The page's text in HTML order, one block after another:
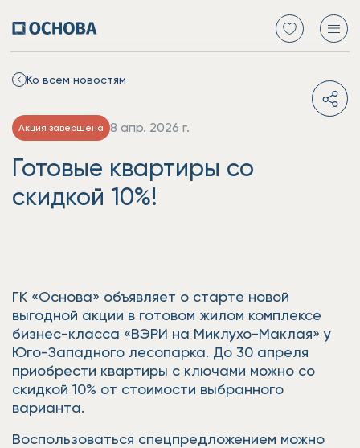
Ко всем новостям
Акция завершена 8 апр. 2026 г.
Готовые квартиры со
скидкой 10%!
ГК «Основа» объявляет о старте новой
выгодной акции в готовом жилом комплексе
бизнес-класса «ВЭРИ на Миклухо-Маклая» у
Юго-Западного лесопарка. До 30 апреля
приобрести квартиры с ключами можно со
скидкой 10% от стоимости выбранного
варианта.
Воспользоваться спецпредложением можно